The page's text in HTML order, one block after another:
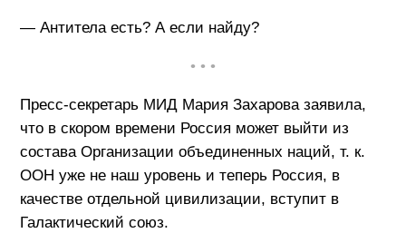
— Антитела есть? А если найду?
• • •
Пресс-секретарь МИД Мария Захарова заявила,
что в скором времени Россия может выйти из
состава Организации объединенных наций, т. к.
ООН уже не наш уровень и теперь Россия, в
качестве отдельной цивилизации, вступит в
Галактический союз.